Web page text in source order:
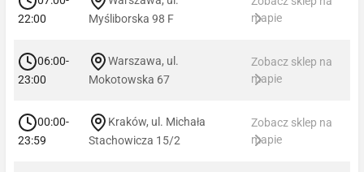
22:00
Myśliborska 98 F
mapie
06:00-
23:00
Warszawa, ul.
Mokotowska 67
Zobacz sklep na
mapie
00:00-
23:59
Kraków, ul. Michała
Stachowicza 15/2
Zobacz sklep na
mapie